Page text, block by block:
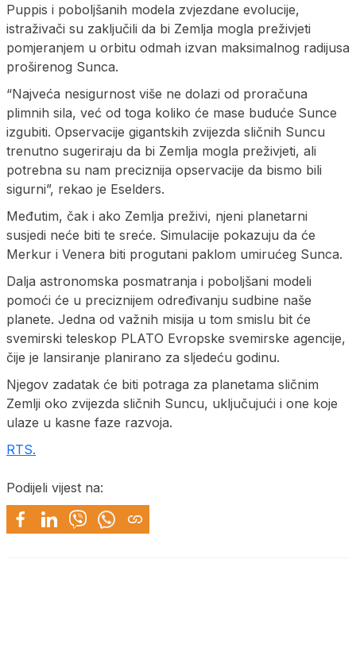
Puppis i poboljšanih modela zvjezdane evolucije,
istraživači su zaključili da bi Zemlja mogla preživjeti
pomjeranjem u orbitu odmah izvan maksimalnog radijusa
proširenog Sunca.
“Najveća nesigurnost više ne dolazi od proračuna
plimnih sila, već od toga koliko će mase buduće Sunce
izgubiti. Opservacije gigantskih zvijezda sličnih Suncu
trenutno sugeriraju da bi Zemlja mogla preživjeti, ali
potrebna su nam preciznija opservacije da bismo bili
sigurni”, rekao je Eselders.
Međutim, čak i ako Zemlja preživi, ​​njeni planetarni
susjedi neće biti te sreće. Simulacije pokazuju da će
Merkur i Venera biti progutani paklom umirućeg Sunca.
Dalja astronomska posmatranja i poboljšani modeli
pomoći će u preciznijem određivanju sudbine naše
planete. Jedna od važnih misija u tom smislu bit će
svemirski teleskop PLATO Evropske svemirske agencije,
čije je lansiranje planirano za sljedeću godinu.
Njegov zadatak će biti potraga za planetama sličnim
Zemlji oko zvijezda sličnih Suncu, uključujući i one koje
ulaze u kasne faze razvoja.
RTS.
Podijeli vijest na: